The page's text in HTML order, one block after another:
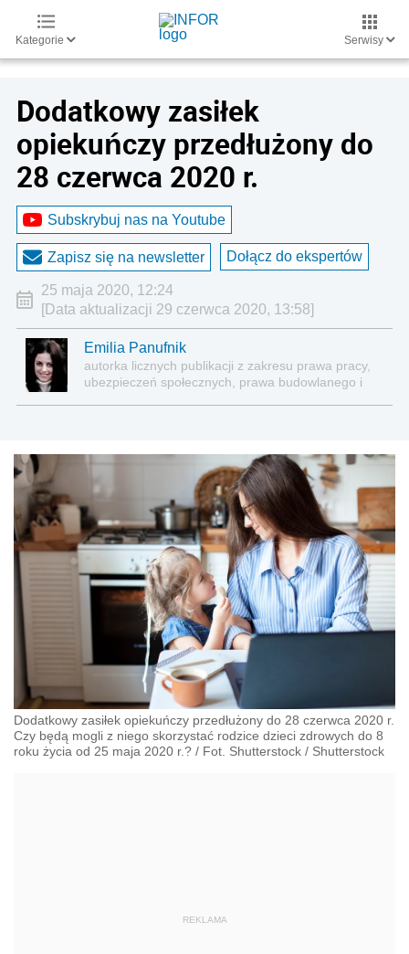
Kategorie Serwisy
Dodatkowy zasiłek
opiekuńczy przedłużony do
28 czerwca 2020 r.
Subskrybuj nas na Youtube
Zapisz się na newsletter Dołącz do ekspertów
25 maja 2020, 12:24
[Data aktualizacji 29 czerwca 2020, 13:58]
Emilia Panufnik
autorka licznych publikacji z zakresu prawa pracy,
ubezpieczeń społecznych, prawa budowlanego i
Dodatkowy zasiłek opiekuńczy przedłużony do 28 czerwca 2020 r.
Czy będą mogli z niego skorzystać rodzice dzieci zdrowych do 8
roku życia od 25 maja 2020 r.? / Fot. Shutterstock / Shutterstock